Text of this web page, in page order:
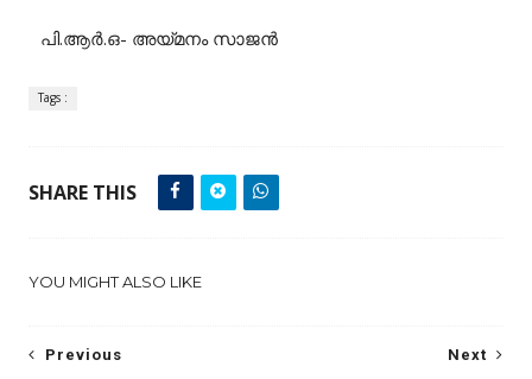
പി.ആർ.ഒ- അയ്മനം സാജൻ
Tags :
SHARE THIS
YOU MIGHT ALSO LIKE
Next
Previous